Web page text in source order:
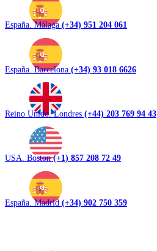
España. Málaga (+34) 951 204 061
España. Barcelona (+34) 93 018 6626
Reino Unido. Londres (+44) 203 769 94 43
USA. Boston(+1) 857 208 72 49
España. Madrid (+34) 902 750 359